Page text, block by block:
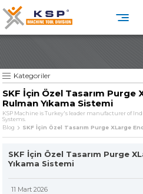
Endüstriyel temizlikte güven,
ÜRÜN GRUPLARIMIZ
Ürünler
Çözümler
×
KSP MACHINEKATEGORİLER » Solventli Endüstriyel Parça
» Endüstriyel Kumlama
» Diğer Makine ve Ekipmanlar
Kategoriler
SKF İçin Özel Tasarım Purge
Rulman Yıkama Sistemi
KSP Machine is Turkey's leader manufacturer of
Systems.
Blog
SKF İçin Özel Tasarım Purge XLarge
SKF İçin Özel Tasarım Purge
Yıkama Sistemi
11 Mart 2026